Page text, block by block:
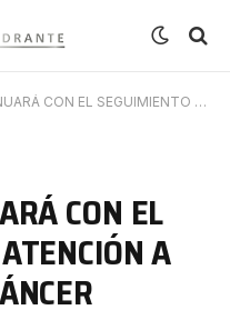
DE ATENCIÓN A PACIENTES CON CÁNCER
CON EL
A